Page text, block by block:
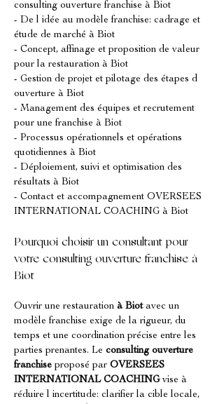
consulting ouverture franchise à Biot
- De l idée au modèle franchise: cadrage et
étude de marché à Biot
- Concept, affinage et proposition de valeur
pour la restauration à Biot
- Gestion de projet et pilotage des étapes d
ouverture à Biot
- Management des équipes et recrutement
pour une franchise à Biot
- Processus opérationnels et opérations
quotidiennes à Biot
- Déploiement, suivi et optimisation des
résultats à Biot
- Contact et accompagnement OVERSEES
INTERNATIONAL COACHING à Biot
Pourquoi choisir un consultant pour
votre consulting ouverture franchise à
Biot
Ouvrir une restauration à Biot avec un
modèle franchise exige de la rigueur, du
temps et une coordination précise entre les
parties prenantes. Le consulting ouverture
franchise proposé par OVERSEES
INTERNATIONAL COACHING vise à
réduire l incertitude: clarifier la cible locale,